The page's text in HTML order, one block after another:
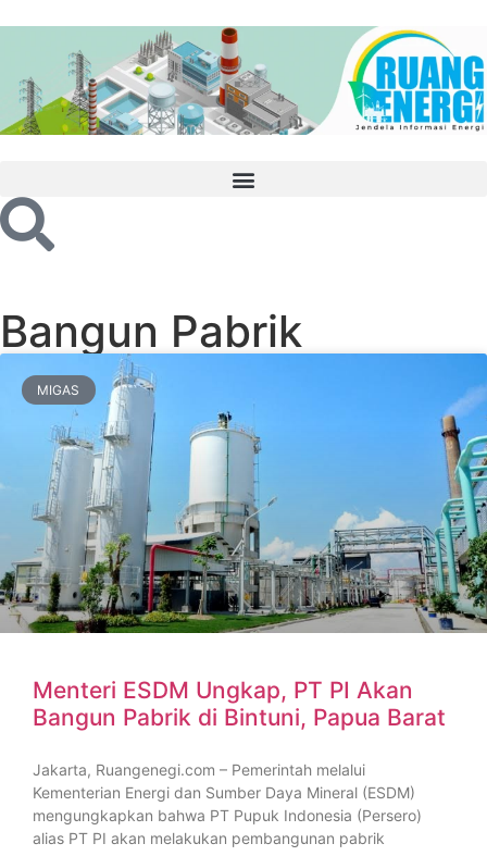
Bangun Pabrik
MIGAS
Menteri ESDM Ungkap, PT PI Akan
Bangun Pabrik di Bintuni, Papua Barat
Jakarta, Ruangenegi.com – Pemerintah melalui
Kementerian Energi dan Sumber Daya Mineral (ESDM)
mengungkapkan bahwa PT Pupuk Indonesia (Persero)
alias PT PI akan melakukan pembangunan pabrik